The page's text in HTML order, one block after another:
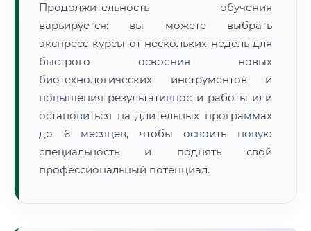
Продолжительность обучения
варьируется: вы можете выбрать
экспресс-курсы от нескольких недель для
быстрого освоения новых
биотехнологических инструментов и
повышения результативности работы или
остановиться на длительных программах
до 6 месяцев, чтобы освоить новую
специальность и поднять свой
профессиональный потенциал.